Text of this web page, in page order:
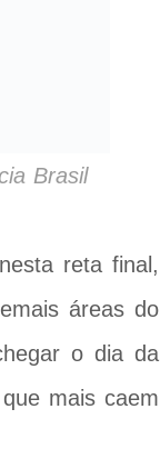
Brasil
reta final,
áreas do
o dia da
mais caem